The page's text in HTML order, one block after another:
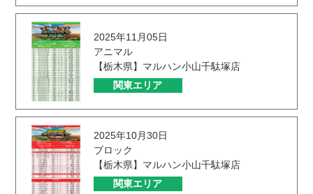
2025年11月05日
アニマル
【栃木県】マルハン小山千駄塚店
関東エリア
2025年10月30日
ブロック
【栃木県】マルハン小山千駄塚店
関東エリア